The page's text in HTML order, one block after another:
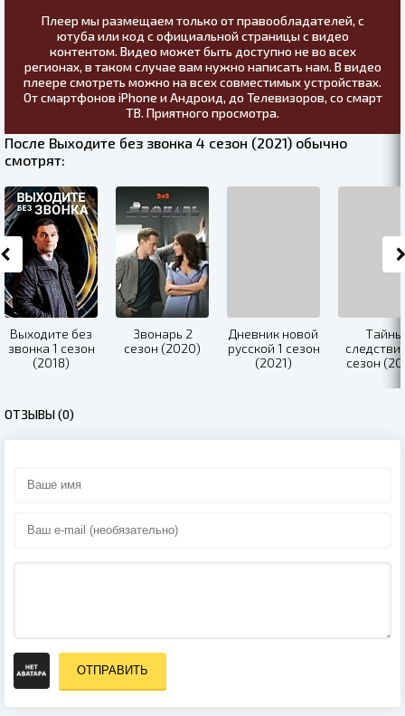
Плеер мы размещаем только от правообладателей, с
ютуба или код с официальной страницы с видео
контентом. Видео может быть доступно не во всех
регионах, в таком случае вам нужно написать нам. В видео
плеере смотреть можно на всех совместимых устройствах.
От смартфонов iPhone и Андроид, до Телевизоров, со смарт
ТВ. Приятного просмотра.
После Выходите без звонка 4 сезон (2021) обычно
смотрят:
Выходите без
звонка 1 сезон
(2018)
Звонарь 2
сезон (2020)
Дневник новой
русской 1 сезон
(2021)
Тайны
сезон
ОТЗЫВЫ (0)
ОТПРАВИТЬ